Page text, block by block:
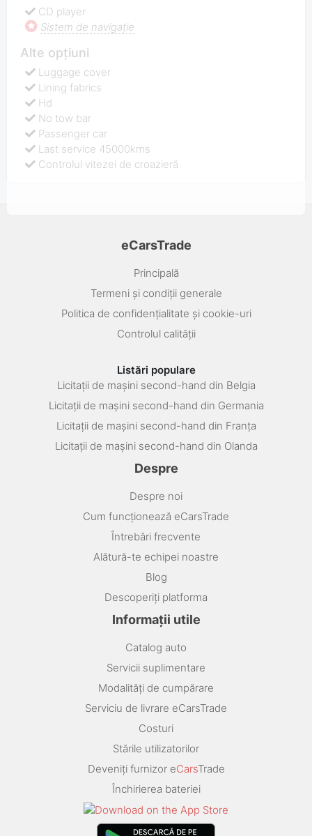
CD player
Sistem de navigaţie
Alte opțiuni
Luggage cover
Lining fabrics
Hd
No tow bar
Passenger car
Last service 45000kms
Controlul vitezei de croazieră
eCarsTrade
Principală
Termeni și condiții generale
Politica de confidențialitate și cookie-uri
Controlul calității
Listări populare
Licitații de mașini second-hand din Belgia
Licitații de mașini second-hand din Germania
Licitații de mașini second-hand din Franța
Licitații de mașini second-hand din Olanda
Despre
Despre noi
Cum funcționează eCarsTrade
Întrebări frecvente
Alătură-te echipei noastre
Blog
Descoperiți platforma
Informații utile
Catalog auto
Servicii suplimentare
Modalități de cumpărare
Serviciu de livrare eCarsTrade
Costuri
Stările utilizatorilor
Deveniți furnizor eCarsTrade
Închirierea bateriei